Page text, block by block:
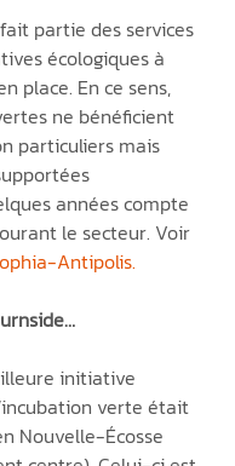
partie des services
écologiques à
place. En ce sens,
ne bénéficient
particuliers mais
années compte
le secteur. Voir
Antipolis.
initiative
verte était
Nouvelle-Écosse